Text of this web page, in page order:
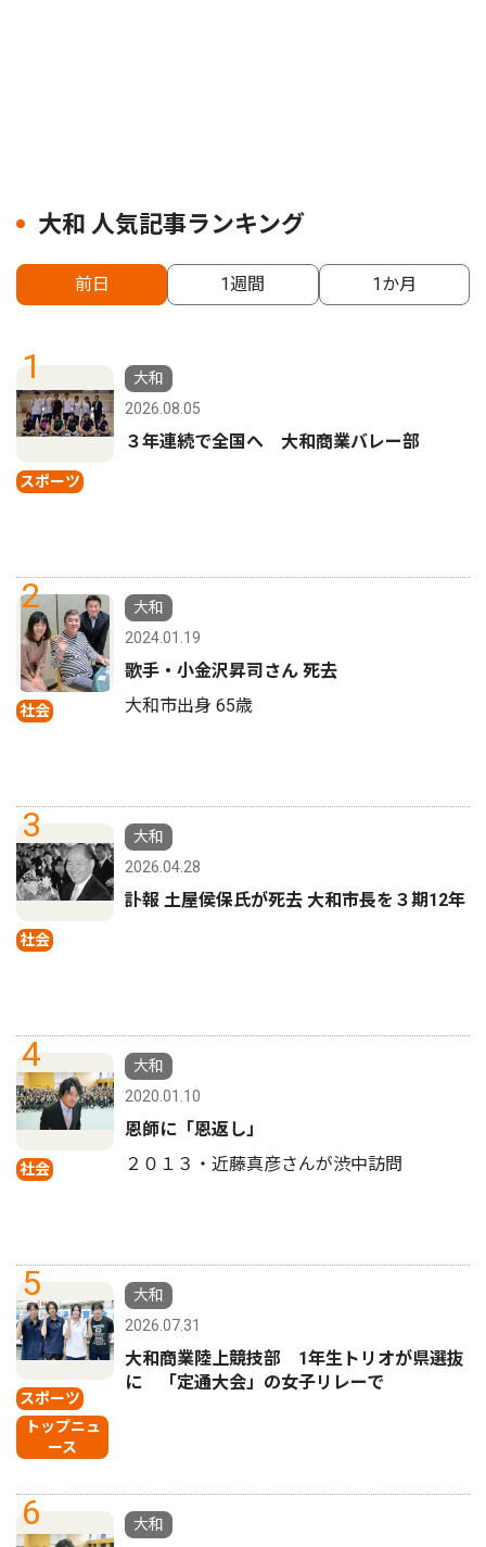
大和 人気記事ランキング
前日 1週間 1か月
1
スポーツ
大和
2026.08.05
３年連続で全国へ 大和商業バレー部
2
社会
大和
2024.01.19
歌手・小金沢昇司さん 死去
大和市出身 65歳
3
社会
大和
2026.04.28
訃報 土屋侯保氏が死去 大和市長を３期12年
4
社会
大和
2020.01.10
恩師に「恩返し」
２０１３・近藤真彦さんが渋中訪問
5
スポーツ
トップニュ
ース
大和
2026.07.31
大和商業陸上競技部 1年生トリオが県選抜
に 「定通大会」の女子リレーで
6
大和